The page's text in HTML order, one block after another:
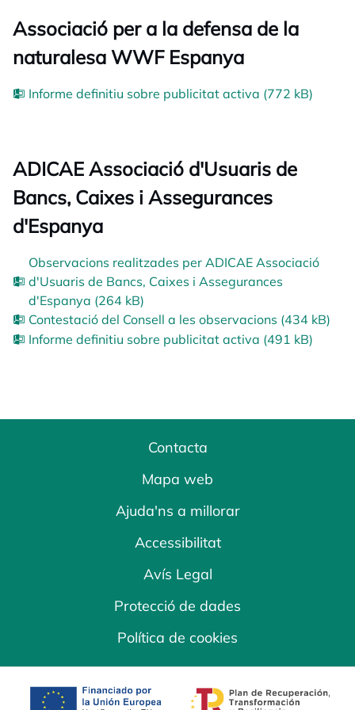
Associació per a la defensa de la
naturalesa WWF Espanya
Informe definitiu sobre publicitat activa (772 kB)
ADICAE Associació d'Usuaris de
Bancs, Caixes i Assegurances
d'Espanya
Observacions realitzades per ADICAE Associació
d'Usuaris de Bancs, Caixes i Assegurances
d'Espanya (264 kB)
Contestació del Consell a les observacions (434 kB)
Informe definitiu sobre publicitat activa (491 kB)
Contacta
Mapa web
Ajuda'ns a millorar
Accessibilitat
Avís Legal
Protecció de dades
Política de cookies
opens in a new tab opens in a new